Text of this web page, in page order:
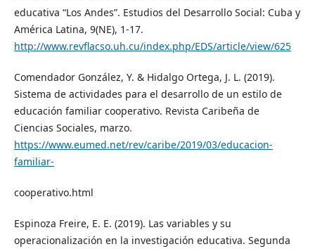
educativa “Los Andes”. Estudios del Desarrollo Social: Cuba y
América Latina, 9(NE), 1-17.
http://www.revflacso.uh.cu/index.php/EDS/article/view/625
Comendador González, Y. & Hidalgo Ortega, J. L. (2019).
Sistema de actividades para el desarrollo de un estilo de
educación familiar cooperativo. Revista Caribeña de
Ciencias Sociales, marzo.
https://www.eumed.net/rev/caribe/2019/03/educacion-
familiar-
cooperativo.html
Espinoza Freire, E. E. (2019). Las variables y su
operacionalización en la investigación educativa. Segunda